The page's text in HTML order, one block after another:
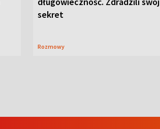
sekret
Rozmowy